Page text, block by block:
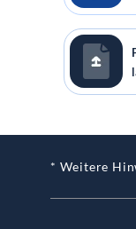
* Weitere